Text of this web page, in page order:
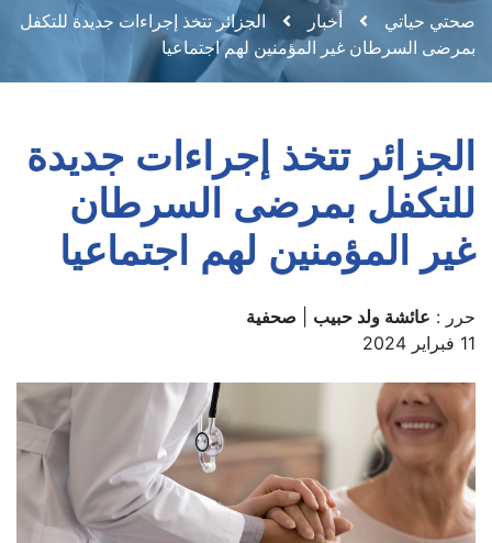
صحتي حياتي أخبار
الجزائر تتخذ إجراءات جديدة للتكفل
بمرضى السرطان غير المؤمنين لهم اجتماعيا
الجزائر تتخذ إجراءات جديدة
للتكفل بمرضى السرطان
غير المؤمنين لهم اجتماعيا
حرر : عائشة ولد حبيب
صحفية
11 فبراير 2024